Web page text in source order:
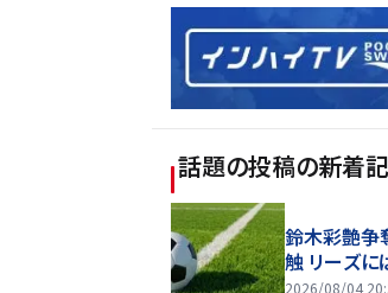
話題の投稿の新着
鈴木彩艶争
触 リーズに
2026/08/04